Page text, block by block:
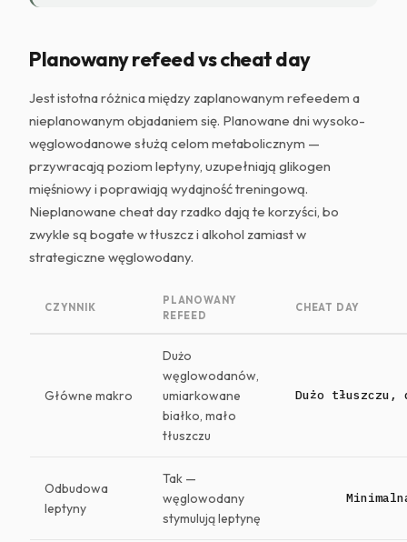
Planowany refeed vs cheat day
Jest istotna różnica między zaplanowanym refeedem a
nieplanowanym objadaniem się. Planowane dni wysoko-
węglowodanowe służą celom metabolicznym —
przywracają poziom leptyny, uzupełniają glikogen
mięśniowy i poprawiają wydajność treningową.
Nieplanowane cheat day rzadko dają te korzyści, bo
zwykle są bogate w tłuszcz i alkohol zamiast w
strategiczne węglowodany.
CZYNNIK
PLANOWANY
REFEED
CHEAT DAY
Główne makro
Dużo
węglowodanów,
umiarkowane
białko, mało
tłuszczu
Dużo tłuszczu,
Odbudowa
leptyny
Tak —
węglowodany
stymulują leptynę